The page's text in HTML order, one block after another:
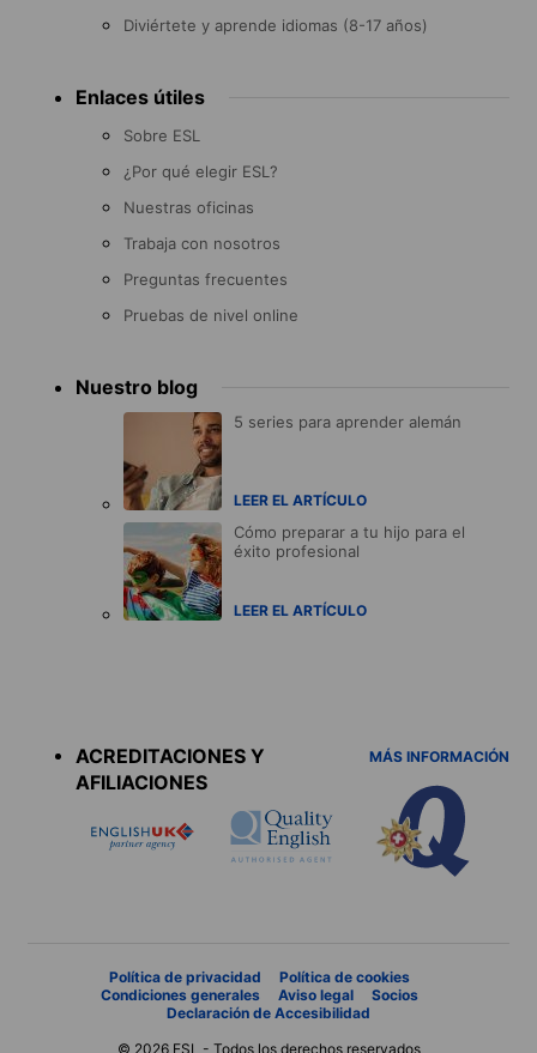
Diviértete y aprende idiomas (8-17 años)
Enlaces útiles
Sobre ESL
¿Por qué elegir ESL?
Nuestras oficinas
Trabaja con nosotros
Preguntas frecuentes
Pruebas de nivel online
Nuestro blog
5 series para aprender alemán
LEER EL ARTÍCULO
Cómo preparar a tu hijo para el
éxito profesional
LEER EL ARTÍCULO
ACREDITACIONES Y
AFILIACIONES
MÁS INFORMACIÓN
Política de privacidad
Política de cookies
Condiciones generales
Aviso legal
Socios
Declaración de Accesibilidad
© 2026 ESL - Todos los derechos reservados